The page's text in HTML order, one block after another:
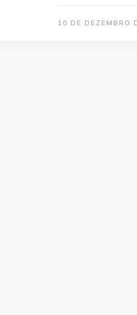
10 DE DEZEMBRO